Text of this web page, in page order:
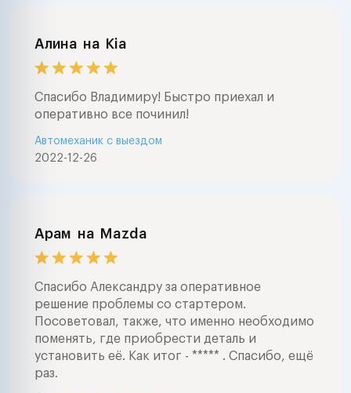
Алина на Kia
Спасибо Владимиру! Быстро приехал и
оперативно все починил!
2022-12-26
Автомеханик с выездом
Арам на Mazda
Спасибо Александру за оперативное
решение проблемы со стартером.
Посоветовал, также, что именно необходимо
поменять, где приобрести деталь и
установить её. Как итог - ***** . Спасибо, ещё
раз.